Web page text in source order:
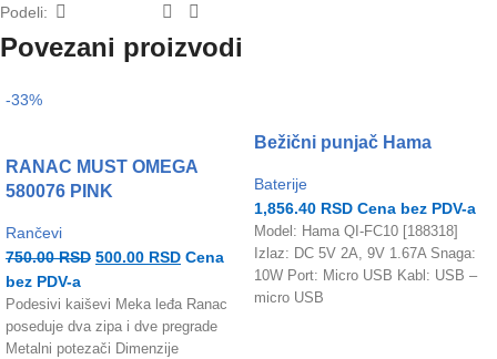
Podeli:
Povezani proizvodi
-33%
RANAC MUST OMEGA
580076 PINK
Rančevi
750.00RSD 500.00 RSD Cena
bez PDV-a
Podesivi kaiševi Meka leđa Ranac
poseduje dva zipa i dve pregrade
Metalni potezači Dimenzije
Bežični punjač Hama
Baterije
1,856.40 RSD Cena bez PDV-a
Model: Hama QI-FC10 [188318]
Izlaz: DC 5V 2A, 9V 1.67A Snaga:
10W Port: Micro USB Kabl: USB –
micro USB